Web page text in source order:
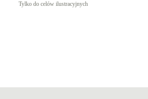
Tylko do celów ilustracyjnych